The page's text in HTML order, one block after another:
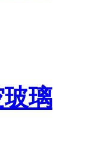
玻璃